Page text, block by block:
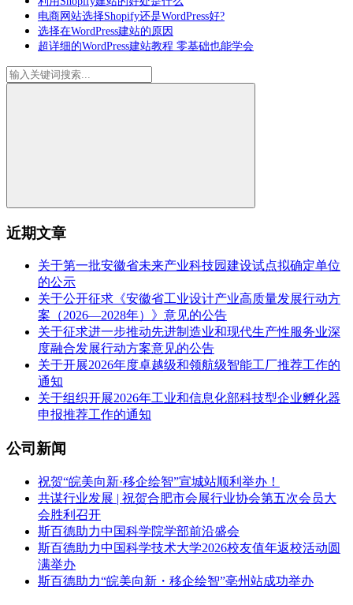
电商网站选择Shopify还是WordPress好?
选择在WordPress建站的原因
超详细的WordPress建站教程 零基础也能学会
近期文章
关于第一批安徽省未来产业科技园建设试点拟确定单位
的公示
关于公开征求《安徽省工业设计产业高质量发展行动方
案（2026—2028年）》意见的公告
关于征求进一步推动先进制造业和现代生产性服务业深
度融合发展行动方案意见的公告
关于开展2026年度卓越级和领航级智能工厂推荐工作的
通知
关于组织开展2026年工业和信息化部科技型企业孵化器
申报推荐工作的通知
公司新闻
祝贺“皖美向新·移企绘智”宣城站顺利举办！
共谋行业发展 | 祝贺合肥市会展行业协会第五次会员大
会胜利召开
斯百德助力中国科学院学部前沿盛会
斯百德助力中国科学技术大学2026校友值年返校活动圆
满举办
斯百德助力“皖美向新・移企绘智”亳州站成功举办